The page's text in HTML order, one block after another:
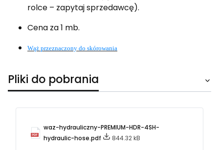
rolce – zapytaj sprzedawcę).
Cena za 1 mb.
Wąż przeznaczony do skórowania
Pliki do pobrania
waz-hydrauliczny-PREMIUM-HDR-4SH-
hydraulic-hose.pdf
844.32 kB